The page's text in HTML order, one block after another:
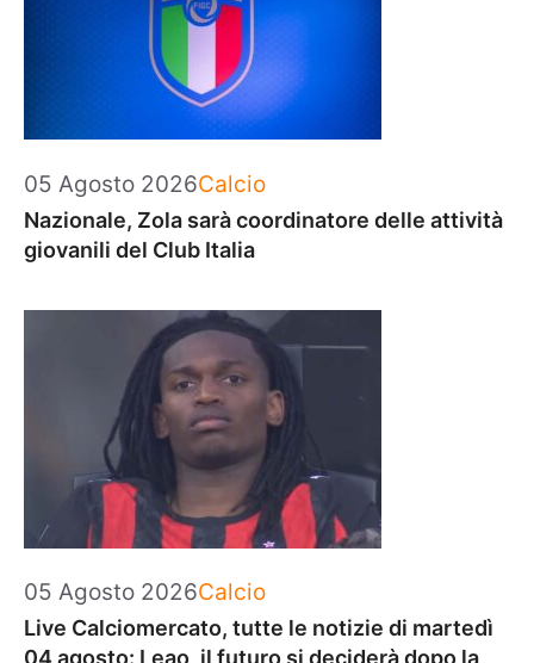
05 Agosto 2026Categorie
Calcio
Nazionale, Zola sarà coordinatore delle attività
giovanili del Club Italia
05 Agosto 2026Categorie
Calcio
Live Calciomercato, tutte le notizie di martedì
04 agosto: Leao, il futuro si deciderà dopo la